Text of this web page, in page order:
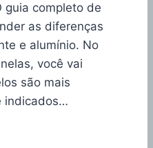
guia completo de
as diferenças
e alumínio. No
você vai
são mais
indicados…